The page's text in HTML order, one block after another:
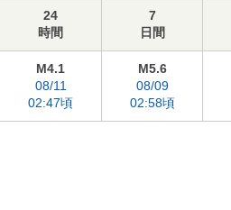
24
時間
7
日間
M4.1
08/11
02:47頃
M5.6
08/09
02:58頃